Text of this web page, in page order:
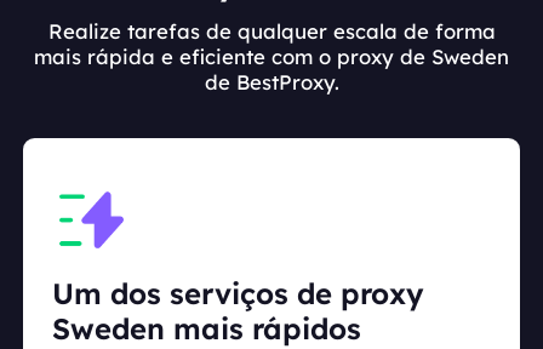
Realize tarefas de qualquer escala de forma
mais rápida e eficiente com o proxy de Sweden
de BestProxy.
Um dos serviços de proxy
Sweden mais rápidos